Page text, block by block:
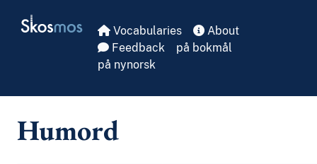
Skosmos Vocabularies
About
Feedback
på bokmål
på nynorsk
Humord
Arkeologi
Bibliotekvitenskap